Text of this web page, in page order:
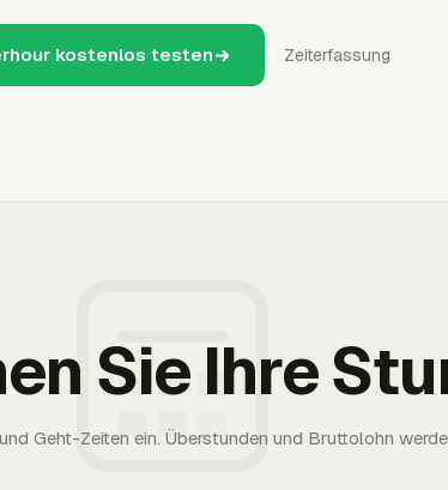
kostenlos testen Zeiterfassung
Sie Ihre
Geht-Zeiten ein. Überstunden und Bruttolohn